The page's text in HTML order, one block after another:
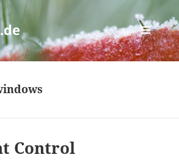
MENÜ
UND
Control